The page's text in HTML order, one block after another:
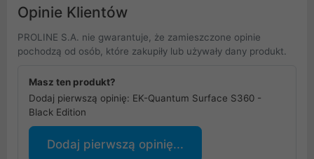
Opinie Klientów
PROLINE S.A. nie gwarantuje, że zamieszczone opinie
pochodzą od osób, które zakupiły lub używały dany produkt.
Masz ten produkt?
Dodaj pierwszą opinię: EK-Quantum Surface S360 -
Black Edition
Dodaj pierwszą opinię...